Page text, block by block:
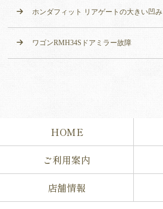
ホンダフィット リアゲートの大きい凹み
ワゴンRMH34Sドアミラー故障
HOME
ご利用案内
店舗情報